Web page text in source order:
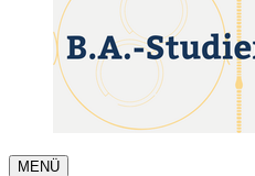
MENÜ